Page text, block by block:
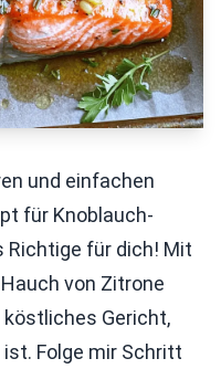
und einfachen
für Knoblauch-
Richtige für dich! Mit
von Zitrone
Gericht,
Folge mir Schritt